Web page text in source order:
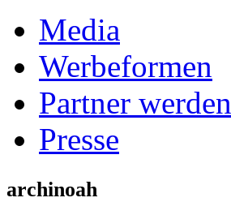
Media
Werbeformen
Partner werden
Presse
archinoah